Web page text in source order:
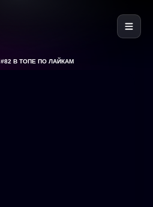
#82 В ТОПЕ ПО ЛАЙКАМ